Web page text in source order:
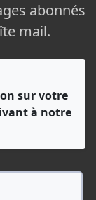
abonnés
mail.
sur votre
à notre